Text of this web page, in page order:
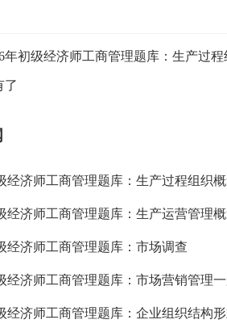
年初级经济师工商管理题库：生产过程
了
经济师工商管理题库：生产过程组织
经济师工商管理题库：生产运营管理
经济师工商管理题库：市场调查
经济师工商管理题库：市场营销管理
经济师工商管理题库：企业组织结构形